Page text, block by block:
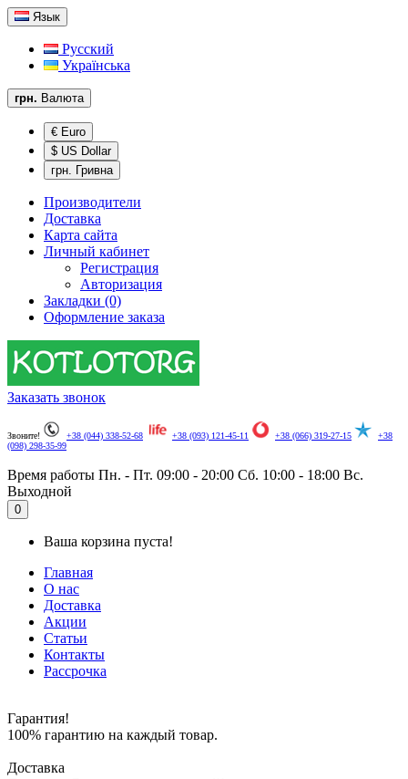
Язык
Русский
Українська
грн. Валюта
€ Euro
$ US Dollar
грн. Гривна
Производители
Доставка
Карта сайта
Личный кабинет
Регистрация
Авторизация
Закладки (0)
Оформление заказа
Заказать звонок
Звоните! +38 (044) 338-52-68 +38 (093) 121-45-11 +38 (066) 319-27-15
+38
(098) 298-35-99
Время работы Пн. - Пт. 09:00 - 20:00 Сб. 10:00 - 18:00 Вс.
Выходной
0
Ваша корзина пуста!
Главная
О нас
Доставка
Акции
Статьи
Контакты
Рассрочка
Гарантия!
100% гарантию на каждый товар.
Доставка